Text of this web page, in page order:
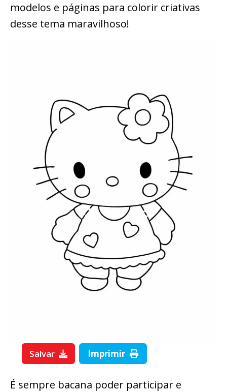
modelos e páginas para colorir criativas
desse tema maravilhoso!
Salvar Imprimir
É sempre bacana poder participar e